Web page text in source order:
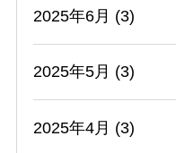
2025年6月 (3)
2025年5月 (3)
2025年4月 (3)